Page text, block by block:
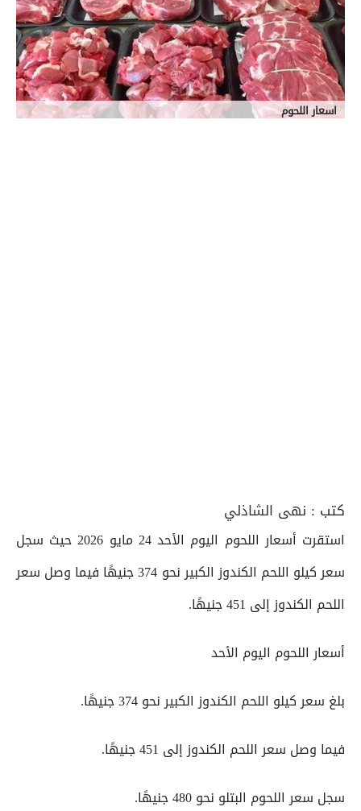
اسعار اللحوم
كتب : نهى الشاذلي
استقرت أسعار اللحوم اليوم الأحد 24 مايو 2026 حيث سجل
سعر كيلو اللحم الكندوز الكبير نحو 374 جنيهًا فيما وصل سعر
اللحم الكندوز إلى 451 جنيهًا.
أسعار اللحوم اليوم الأحد
بلغ سعر كيلو اللحم الكندوز الكبير نحو 374 جنيهًا.
فيما وصل سعر اللحم الكندوز إلى 451 جنيهًا.
سجل سعر اللحوم البتلو نحو 480 جنيهًا.